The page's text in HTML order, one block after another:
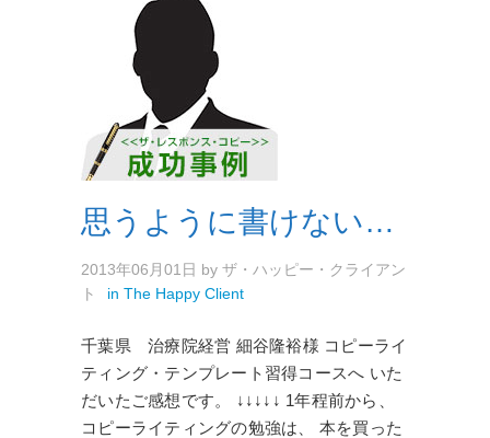
思うように書けない…
2013年06月01日 by ザ・ハッピー・クライアン
ト
in The Happy Client
千葉県 治療院経営 細谷隆裕様 コピーライ
ティング・テンプレート習得コースへ いた
だいたご感想です。 ↓↓↓↓↓ 1年程前から、
コピーライティングの勉強は、 本を買った